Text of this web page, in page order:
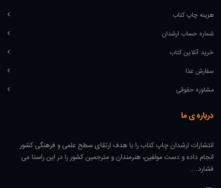
هزینه چاپ کتاب
شماره حساب ارشدان
خرید آنلاین کتاب
سفارش غذا
مشاوره حقوقی
درباره ی ما
انتشارات ارشدان چاپ کتاب را با هدف ارتقای سطح علمی و فرهنگی کشور
انجام داده و دست مولفین، هنرمندان و مترجمین کشور را در این راستا می
فشارد....